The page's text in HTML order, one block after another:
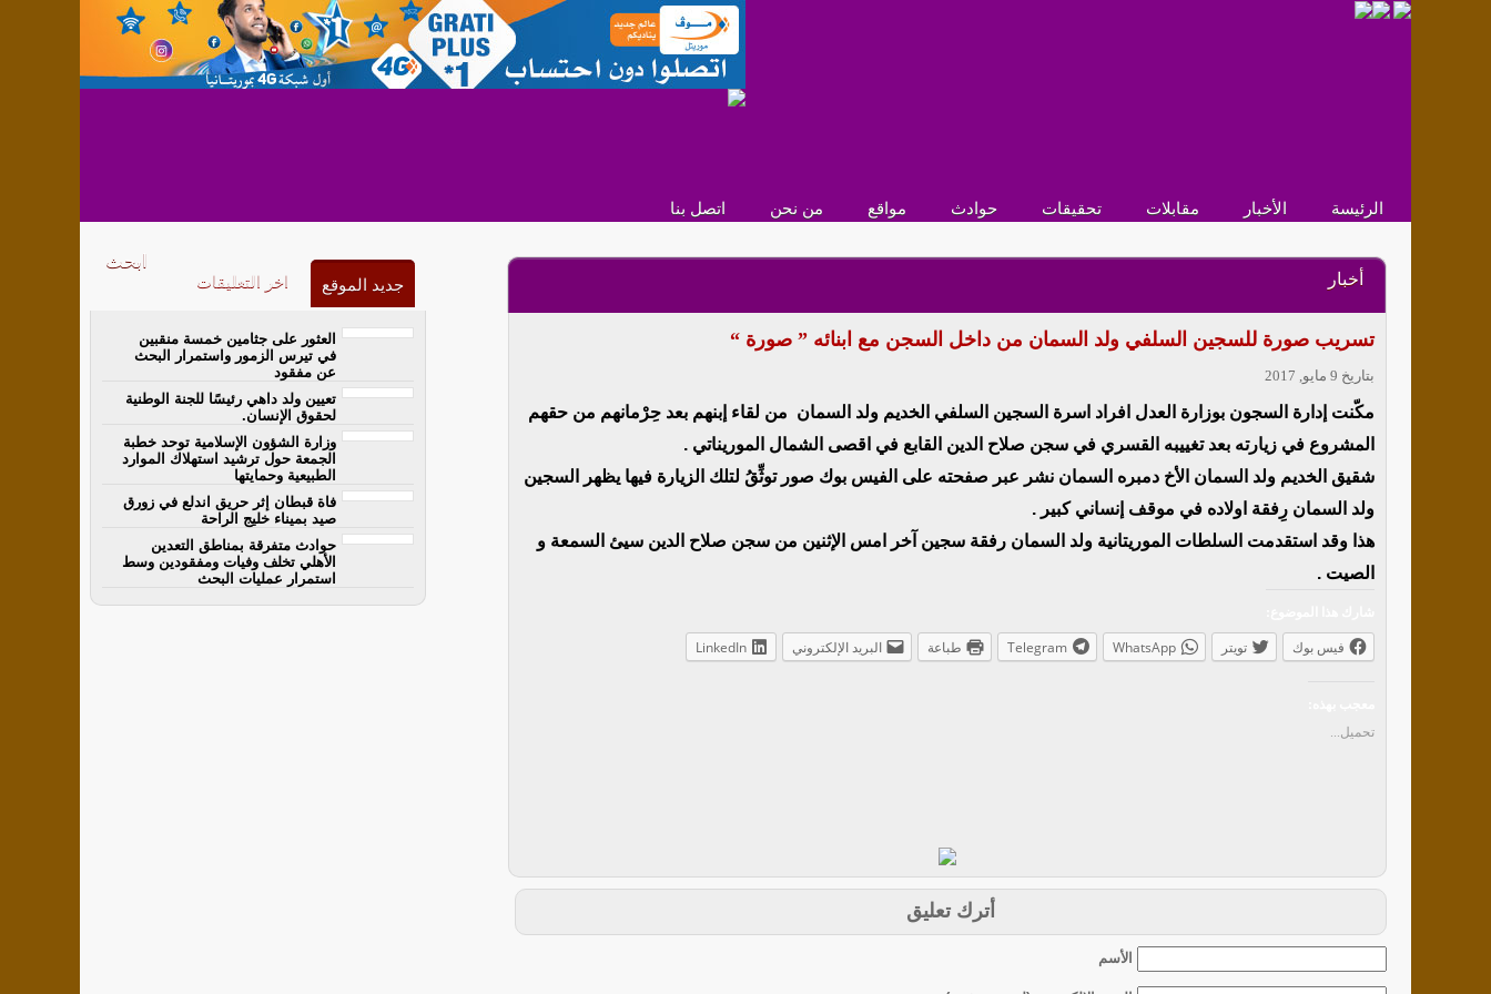
الرئيسة الأخبار مقابلات تحقيقات حوادث مواقع من نحن اتصل بنا
أخبار
تسريب صورة للسجين السلفي ولد السمان من داخل السجن مع ابنائه ” صورة “
بتاريخ 9 مايو, 2017
مكّنت إدارة السجون بوزارة العدل افراد اسرة السجين السلفي الخديم ولد السمان من لقاء إبنهم بعد حِرْمانهم من حقهم
المشروع في زيارته بعد تغييبه القسري في سجن صلاح الدين القابع في اقصى الشمال الموريناتي .
شقيق الخديم ولد السمان الأخ دمبره السمان نشر عبر صفحته على الفيس بوك صور توثِّقُ لتلك الزيارة فيها يظهر السجين
ولد السمان رِفقة اولاده في موقف إنساني كبير .
هذا وقد استقدمت السلطات الموريتانية ولد السمان رفقة سجين آخر امس الإثنين من سجن صلاح الدين سيئ السمعة و
الصيت .
فيس بوك تويتر WhatsApp
Telegram طباعة البريد الإلكتروني LinkedIn
تحميل...
أترك تعليق
الأسم
جديد الموقع اخر التعليقات
العثور على جثامين خمسة منقبين
في تيرس الزمور واستمرار البحث
عن مفقود
تعيين ولد داهي رئيسًا للجنة الوطنية
لحقوق الإنسان.
وزارة الشؤون الإسلامية توحد خطبة
الجمعة حول ترشيد استهلاك الموارد
الطبيعية وحمايتها
فاة قبطان إثر حريق اندلع في زورق
صيد بميناء خليج الراحة
حوادث متفرقة بمناطق التعدين
الأهلي تخلف وفيات ومفقودين وسط
استمرار عمليات البحث